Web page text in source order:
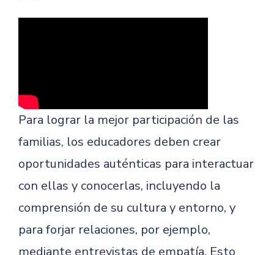
Para lograr la mejor participación de las
familias, los educadores deben crear
oportunidades auténticas para interactuar
con ellas y conocerlas, incluyendo la
comprensión de su cultura y entorno, y
para forjar relaciones, por ejemplo,
mediante entrevistas de empatía. Esto